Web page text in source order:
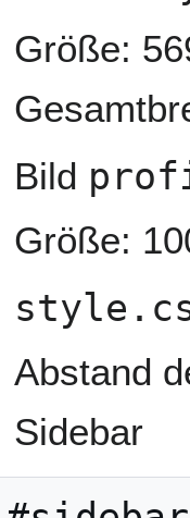
Größe:
Bild
Größe:
Abstand
Sidebar